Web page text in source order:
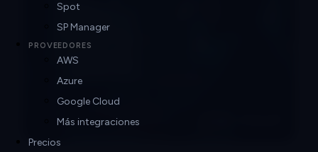
Spot
SP Manager
PROVEEDORES
AWS
Azure
Google Cloud
Más integraciones
Precios